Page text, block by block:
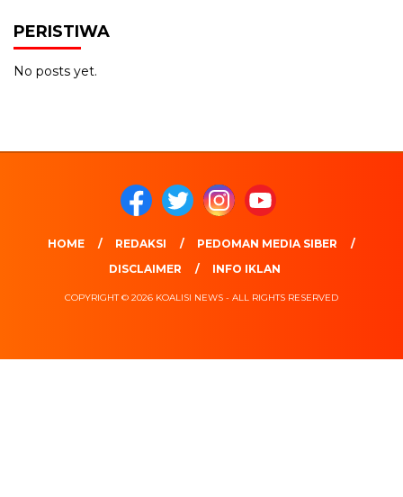
PERISTIWA
No posts yet.
HOME REDAKSI
PEDOMAN MEDIA SIBER
DISCLAIMER
INFO IKLAN
COPYRIGHT © 2026 KOALISI NEWS - ALL RIGHTS RESERVED